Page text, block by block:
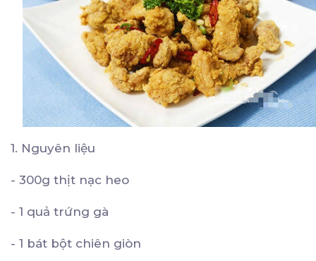
1. Nguyên liệu
- 300g thịt nạc heo
- 1 quả trứng gà
- 1 bát bột chiên giòn